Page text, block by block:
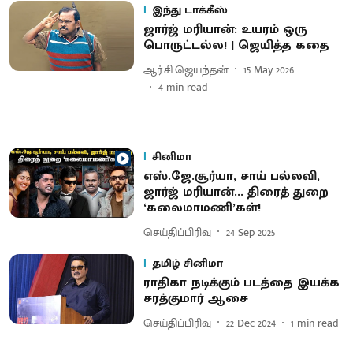
இந்து டாக்கீஸ்
ஜார்ஜ் மரியான்: உயரம் ஒரு
பொருட்டல்ல! | ஜெயித்த கதை
ஆர்.சி.ஜெயந்தன்
15 May 2026
4 min read
சினிமா
எஸ்.ஜே.சூர்யா, சாய் பல்லவி,
ஜார்ஜ் மரியான்... திரைத் துறை
‘கலைமாமணி’கள்!
செய்திப்பிரிவு
24 Sep 2025
தமிழ் சினிமா
ராதிகா நடிக்கும் படத்தை இயக்க
சரத்குமார் ஆசை
செய்திப்பிரிவு 22 Dec 2024 1 min read